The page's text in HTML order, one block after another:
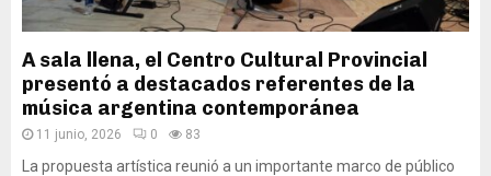
A sala llena, el Centro Cultural Provincial
presentó a destacados referentes de la
música argentina contemporánea
11 junio, 2026 0 83
La propuesta artística reunió a un importante marco de público